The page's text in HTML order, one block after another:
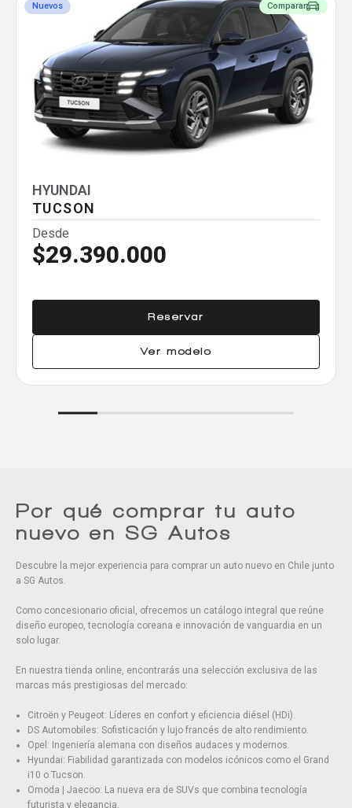
Nuevos Comparar
HYUNDAI
TUCSON
Desde
$29.390.000
Reservar
Ver modelo
Comparador
Agregar un vehículo
Agregar un vehículo
Agregar un vehículo
Por qué comprar tu auto
nuevo en SG Autos
Descubre la mejor experiencia para comprar un auto nuevo en Chile junto
a SG Autos.
Como concesionario oficial, ofrecemos un catálogo integral que reúne
diseño europeo, tecnología coreana e innovación de vanguardia en un
solo lugar.
En nuestra tienda online, encontrarás una selección exclusiva de las
marcas más prestigiosas del mercado:
Citroën y Peugeot: Líderes en confort y eficiencia diésel (HDi).
DS Automobiles: Sofisticación y lujo francés de alto rendimiento.
Opel: Ingeniería alemana con diseños audaces y modernos.
Hyundai: Fiabilidad garantizada con modelos icónicos como el Grand
i10 o Tucson.
Omoda | Jaecoo: La nueva era de SUVs que combina tecnología
futurista y elegancia.